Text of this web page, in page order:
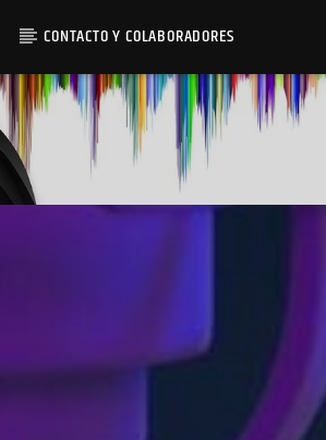
CONTACTO Y COLABORADORES